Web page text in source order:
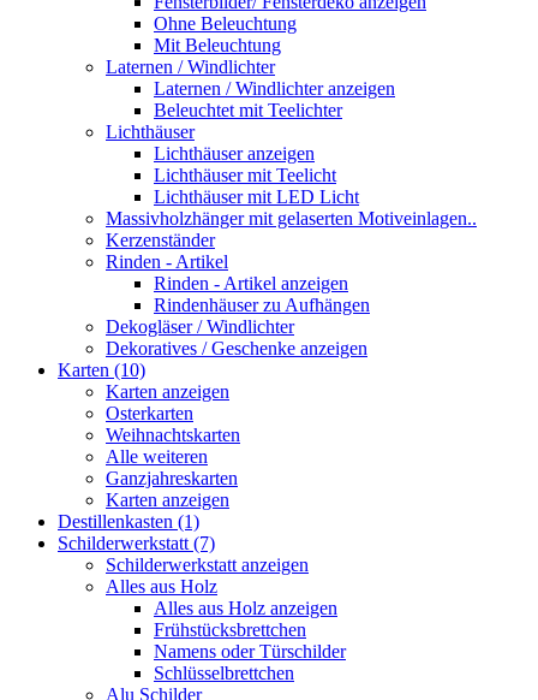
Ohne Beleuchtung
Mit Beleuchtung
Laternen / Windlichter
Laternen / Windlichter anzeigen
Beleuchtet mit Teelichter
Lichthäuser
Lichthäuser anzeigen
Lichthäuser mit Teelicht
Lichthäuser mit LED Licht
Massivholzhänger mit gelaserten Motiveinlagen..
Kerzenständer
Rinden - Artikel
Rinden - Artikel anzeigen
Rindenhäuser zu Aufhängen
Dekogläser / Windlichter
Dekoratives / Geschenke anzeigen
Karten (10)
Karten anzeigen
Osterkarten
Weihnachtskarten
Alle weiteren
Ganzjahreskarten
Karten anzeigen
Destillenkasten (1)
Schilderwerkstatt (7)
Schilderwerkstatt anzeigen
Alles aus Holz
Alles aus Holz anzeigen
Frühstücksbrettchen
Namens oder Türschilder
Schlüsselbrettchen
Alu Schilder